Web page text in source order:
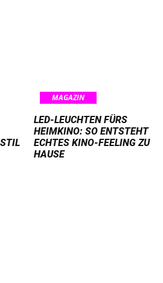
MAGAZIN
LED-LEUCHTEN FÜRS
HEIMKINO: SO ENTSTEHT
ECHTES KINO-FEELING ZU
HAUSE